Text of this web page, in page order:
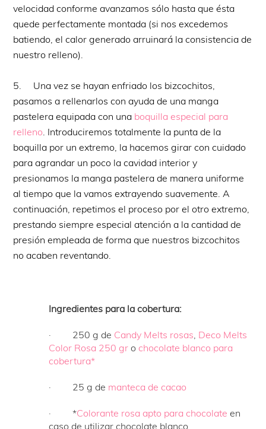
velocidad conforme avanzamos sólo hasta que ésta
quede perfectamente montada (si nos excedemos
batiendo, el calor generado arruinará la consistencia de
nuestro relleno).
5. Una vez se hayan enfriado los bizcochitos,
pasamos a rellenarlos con ayuda de una manga
pastelera equipada con una boquilla especial para
relleno . Introduciremos totalmente la punta de la
boquilla por un extremo, la hacemos girar con cuidado
para agrandar un poco la cavidad interior y
presionamos la manga pastelera de manera uniforme
al tiempo que la vamos extrayendo suavemente. A
continuación, repetimos el proceso por el otro extremo,
prestando siempre especial atención a la cantidad de
presión empleada de forma que nuestros bizcochitos
no acaben reventando.
Ingredientes para la cobertura:
· 250 g de Candy Melts rosas Deco Melts
Color Rosa 250 gr o chocolate blanco para
cobertura*
· 25 g de manteca de cacao
· *Colorante rosa apto para chocolate en
caso de utilizar chocolate blanco